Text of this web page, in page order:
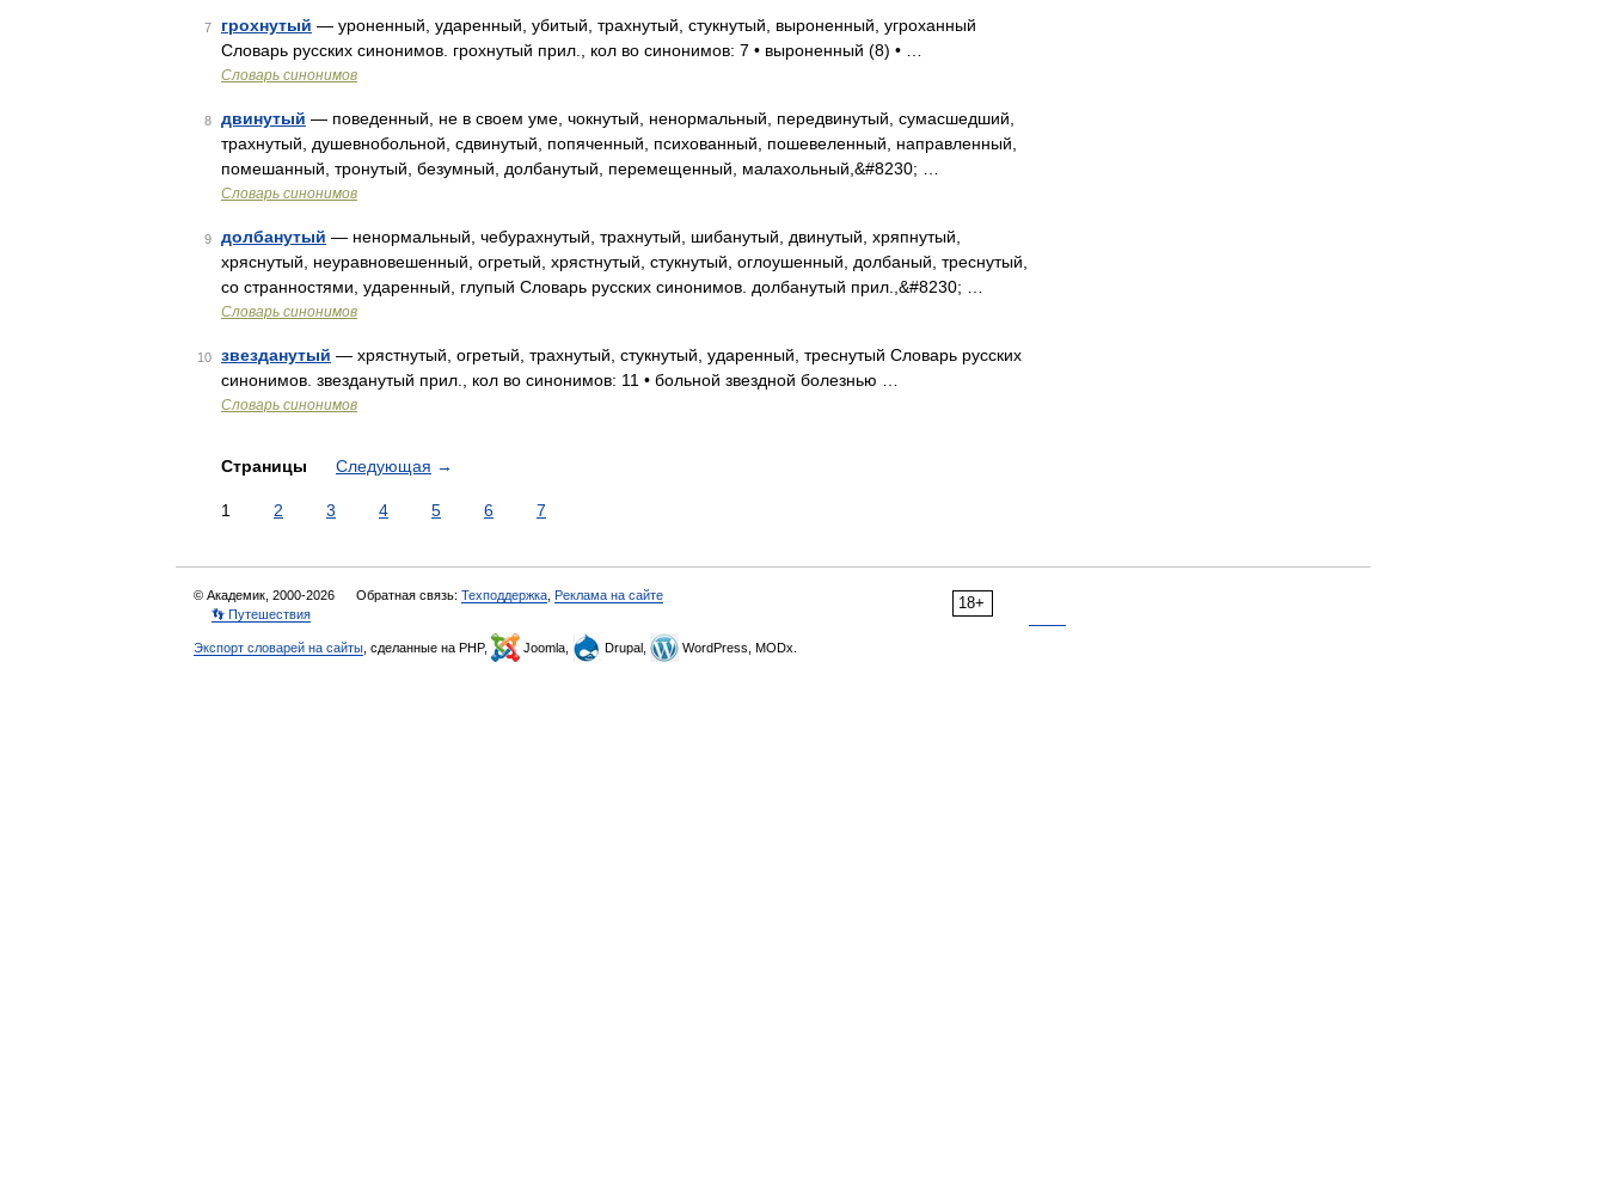
7 грохнутый — уроненный, ударенный, убитый, трахнутый, стукнутый, выроненный, угроханный
Словарь русских синонимов. грохнутый прил., кол во синонимов: 7 • выроненный (8) • …
Словарь синонимов
8 двинутый — поведенный, не в своем уме, чокнутый, ненормальный, передвинутый, сумасшедший,
трахнутый, душевнобольной, сдвинутый, попяченный, психованный, пошевеленный, направленный,
помешанный, тронутый, безумный, долбанутый, перемещенный, малахольный,&#8230; …
Словарь синонимов
9 долбанутый — ненормальный, чебурахнутый, трахнутый, шибанутый, двинутый, хряпнутый,
хряснутый, неуравновешенный, огретый, хрястнутый, стукнутый, оглоушенный, долбаный, треснутый,
со странностями, ударенный, глупый Словарь русских синонимов. долбанутый прил.,&#8230; …
Словарь синонимов
10 звезданутый — хрястнутый, огретый, трахнутый, стукнутый, ударенный, треснутый Словарь русских
синонимов. звезданутый прил., кол во синонимов: 11 • больной звездной болезнью …
Словарь синонимов
Страницы Следующая →
1 2 3 4 5 6 7
18+
© Академик, 2000-2026 Обратная связь: Техподдержка Реклама на сайте
👣 Путешествия
Экспорт словарей на сайты , сделанные на PHP, Joomla, Drupal, WordPress, MODx.